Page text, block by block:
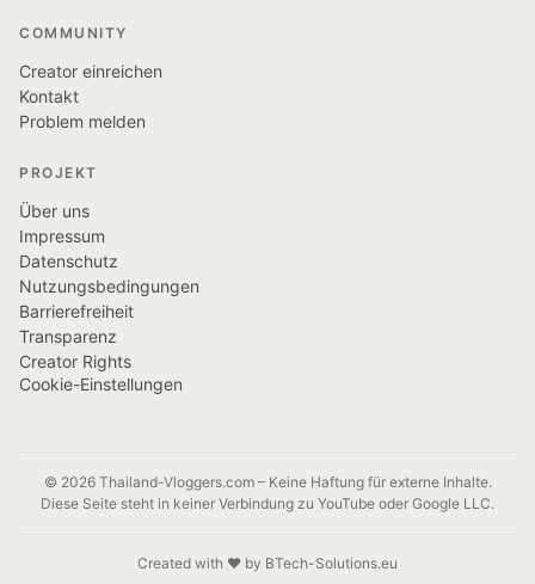
COMMUNITY
Creator einreichen
Kontakt
Problem melden
PROJEKT
Über uns
Impressum
Datenschutz
Nutzungsbedingungen
Barrierefreiheit
Transparenz
Creator Rights
Cookie-Einstellungen
© 2026 Thailand-Vloggers.com – Keine Haftung für externe Inhalte.
Diese Seite steht in keiner Verbindung zu YouTube oder Google LLC.
Created with ❤️ by BTech-Solutions.eu